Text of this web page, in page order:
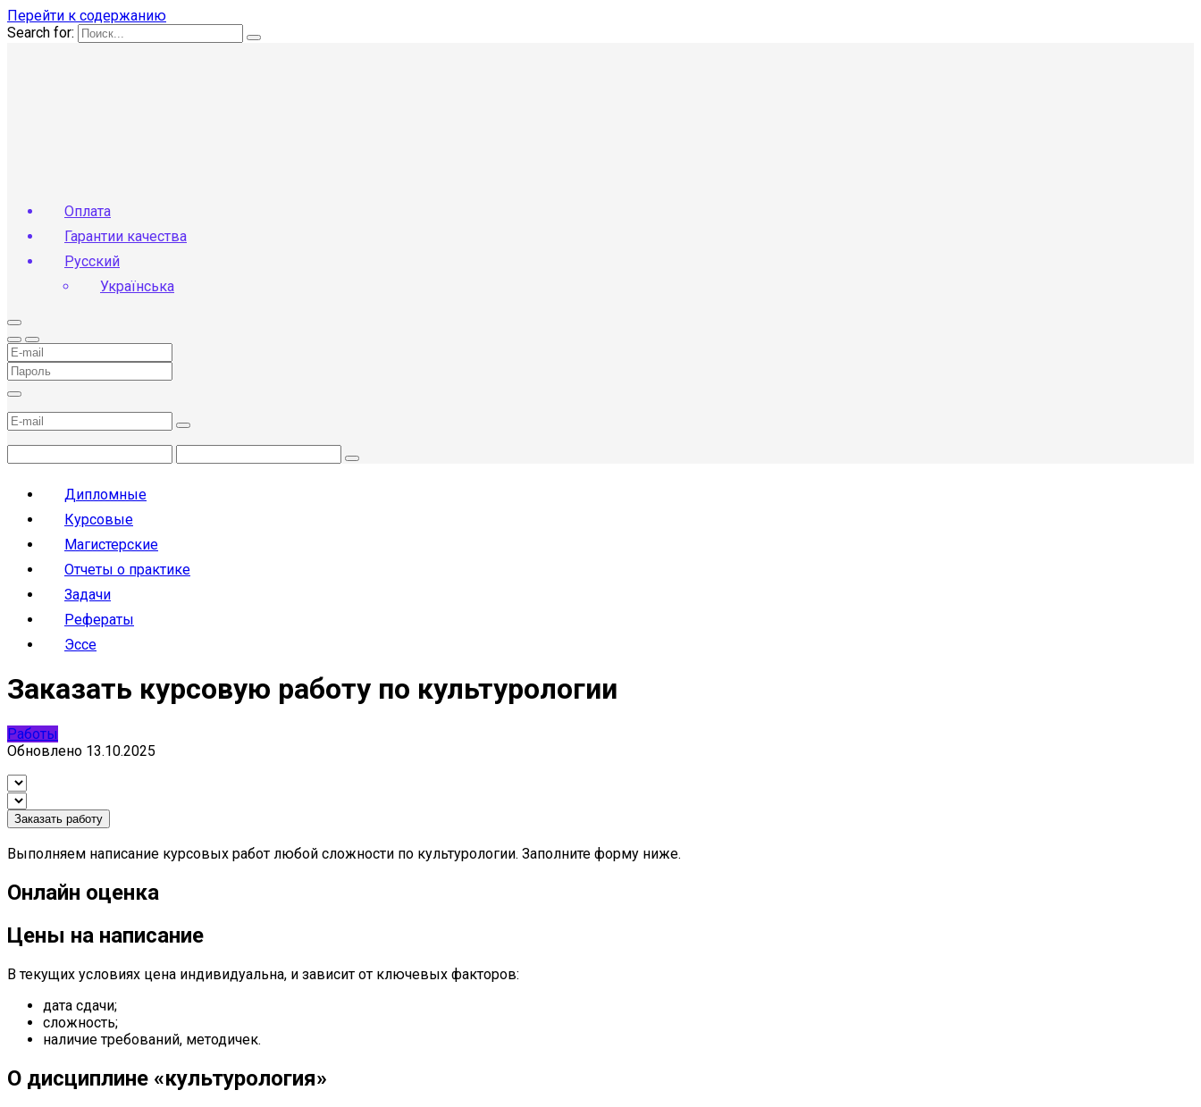
Перейти к содержанию
Search for:
Оплата
Гарантии качества
Русский
Українська
Дипломные
Курсовые
Магистерские
Отчеты о практике
Задачи
Рефераты
Эссе
Заказать курсовую работу по культурологии
Работы
Обновлено 13.10.2025
Заказать работу
Выполняем написание курсовых работ любой сложности по культурологии. Заполните форму ниже.
Онлайн оценка
Цены на написание
В текущих условиях цена индивидуальна, и зависит от ключевых факторов:
дата сдачи;
сложность;
наличие требований, методичек.
О дисциплине «культурология»